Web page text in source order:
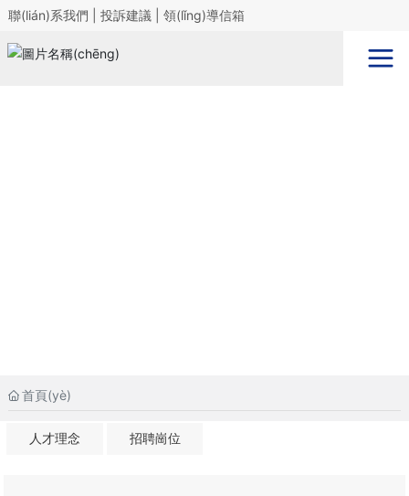
聯(lián)系我們 投訴建議 領(lǐng)導信箱
首頁(yè)
人才理念 招聘崗位